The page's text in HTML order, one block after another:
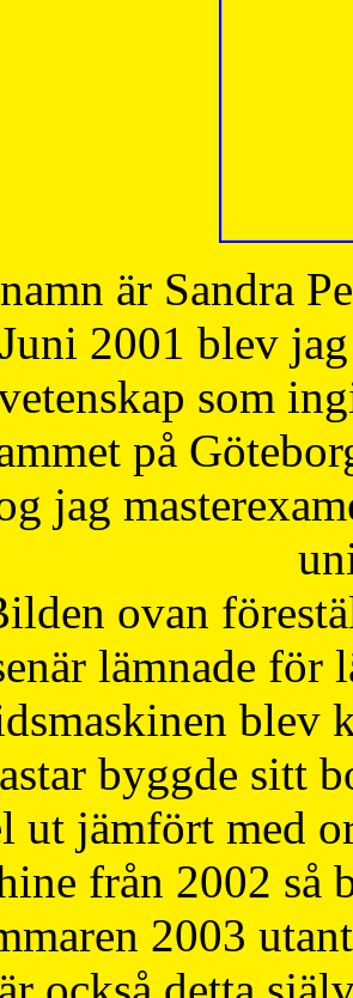
är Sandra
2001 blev
som
på
jag
ovan
lämnade för
blev
byggde sitt
ut jämfört med
från 2002 så
2003